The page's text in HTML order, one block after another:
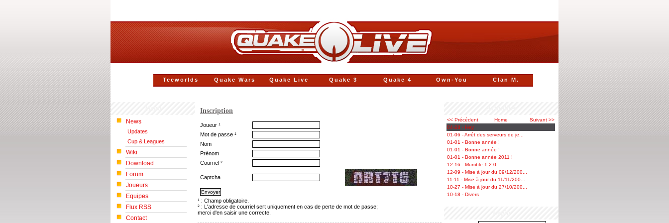
Clan M.
Own-You
Quake 4
Quake 3
Quake Live
Quake Wars
Teeworlds
News
Updates
Cup & Leagues
Wiki
Download
Forum
Joueurs
Equipes
Flux RSS
Contact
<< Précédent Home
Suivant >>
04-28 - Hey
01-06 - Arrêt des serveurs de je...
01-01 - Bonne année !
01-01 - Bonne année !
01-01 - Bonne année 2011 !
12-16 - Mumble 1.2.0
12-09 - Mise à jour du 09/12/200...
11-11 - Mise à jour du 11/11/200...
10-27 - Mise à jour du 27/10/200...
10-18 - Divers
Inscription
Joueur ¹
Mot de passe ¹
Nom
Prénom
Courriel ²
Captcha
¹ : Champ obligatoire.
² : L'adresse de courriel sert uniquement en cas de perte de mot de passe;
merci d'en saisir une correcte.